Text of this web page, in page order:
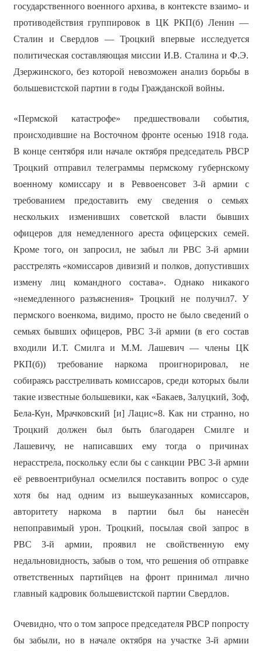
государственного военного архива, в контексте взаимо- и
противодействия группировок в ЦК РКП(б) Ленин —
Сталин и Свердлов — Троцкий впервые исследуется
политическая составляющая миссии И.В. Сталина и Ф.Э.
Дзержинского, без которой невозможен анализ борьбы в
большевистской партии в годы Гражданской войны.
«Пермской катастрофе» предшествовали события,
происходившие на Восточном фронте осенью 1918 года.
В конце сентября или начале октября председатель РВСР
Троцкий отправил телеграммы пермскому губернскому
военному комиссару и в Реввоенсовет 3-й армии с
требованием предоставить ему сведения о семьях
нескольких изменивших советской власти бывших
офицеров для немедленного ареста офицерских семей.
Кроме того, он запросил, не забыл ли РВС 3-й армии
расстрелять «комиссаров дивизий и полков, допустивших
измену лиц командного состава». Однако никакого
«немедленного разъяснения» Троцкий не получил7. У
пермского военкома, видимо, просто не было сведений о
семьях бывших офицеров, РВС 3-й армии (в его состав
входили И.Т. Смилга и М.М. Лашевич — члены ЦК
РКП(б)) требование наркома проигнорировал, не
собираясь расстреливать комиссаров, среди которых были
такие известные большевики, как «Бакаев, Залуцкий, Зоф,
Бела-Кун, Мрачковский [и] Лацис»8. Как ни странно, но
Троцкий должен был быть благодарен Смилге и
Лашевичу, не написавших ему тогда о причинах
нерасстрела, поскольку если бы с санкции РВС 3-й армии
её реввоентрибунал осмелился поставить вопрос о суде
хотя бы над одним из вышеуказанных комиссаров,
авторитету наркома в партии был бы нанесён
непоправимый урон. Троцкий, посылая свой запрос в
РВС 3-й армии, проявил не свойственную ему
недальновидность, забыв о том, что решения об отправке
ответственных партийцев на фронт принимал лично
главный кадровик большевистской партии Свердлов.
Очевидно, что о том запросе председателя РВСР попросту
бы забыли, но в начале октября на участке 3-й армии